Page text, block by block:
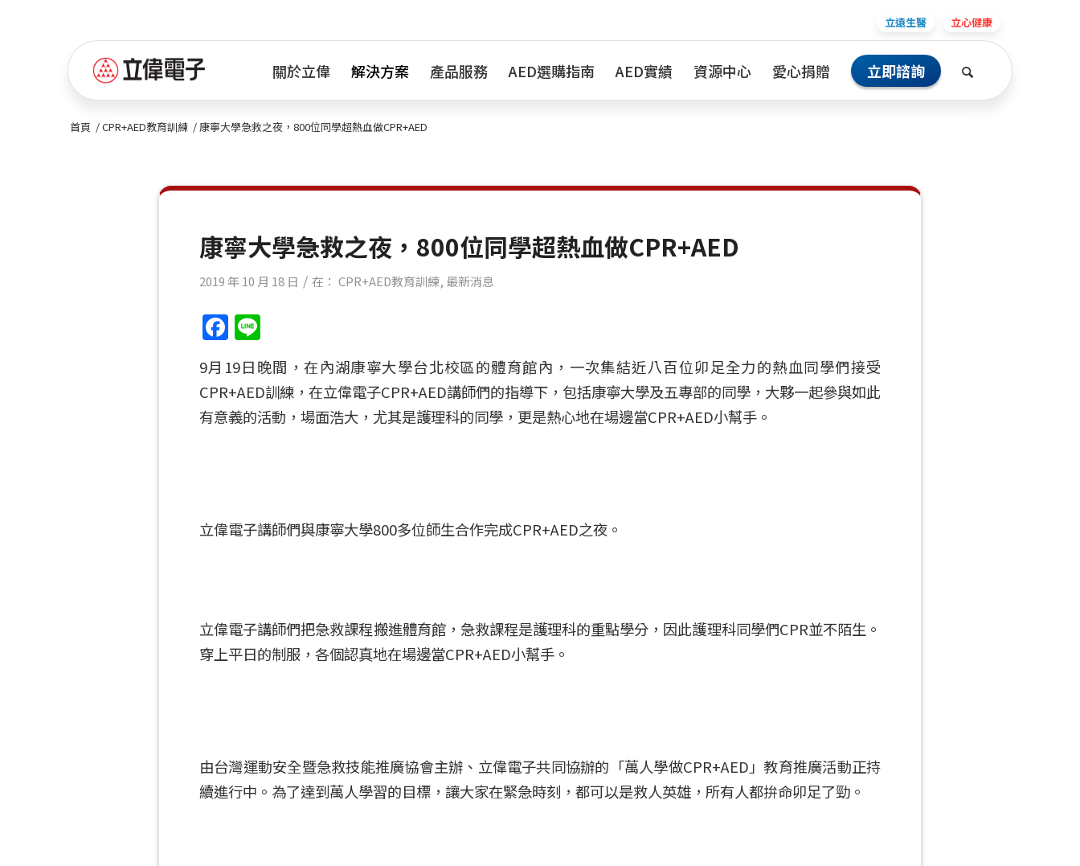
立遠生醫 立心健康
關於立偉 解決方案 產品服務 AED選購指南 AED實績 資源中心 愛心捐贈 立即諮詢
首頁 /CPR+AED教育訓練 /康寧大學急救之夜，800位同學超熱血做CPR+AED
康寧大學急救之夜，800位同學超熱血做CPR+AED
2019 年 10 月 18 日 / 在： CPR+AED教育訓練, 最新消息
Facebook
Line
9月19日晚間，在內湖康寧大學台北校區的體育館內，一次集結近八百位卯足全力的熱血同學們接受
CPR+AED訓練，在立偉電子CPR+AED講師們的指導下，包括康寧大學及五專部的同學，大夥一起參與如此
有意義的活動，場面浩大，尤其是護理科的同學，更是熱心地在場邊當CPR+AED小幫手。
立偉電子講師們與康寧大學800多位師生合作完成CPR+AED之夜。
立偉電子講師們把急救課程搬進體育館，急救課程是護理科的重點學分，因此護理科同學們CPR並不陌生。
穿上平日的制服，各個認真地在場邊當CPR+AED小幫手。
由台灣運動安全暨急救技能推廣協會主辦、立偉電子共同協辦的「萬人學做CPR+AED」教育推廣活動正持
續進行中。為了達到萬人學習的目標，讓大家在緊急時刻，都可以是救人英雄，所有人都拚命卯足了勁。